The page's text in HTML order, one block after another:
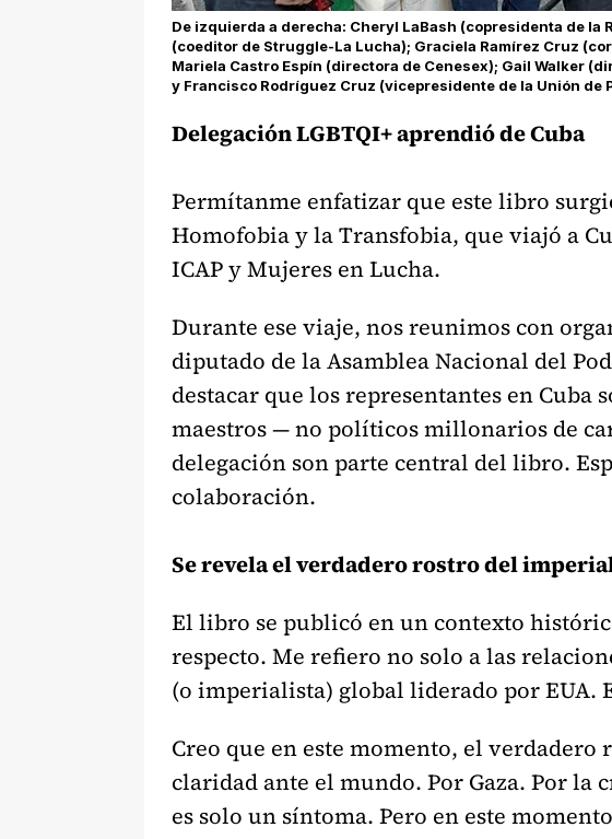
De izquierda a derecha: Cheryl LaBash (copresidenta de la
(coeditor de Struggle-La Lucha); Graciela Ramírez Cruz
Mariela Castro Espín (directora de Cenesex); Gail Walker
y Francisco Rodríguez Cruz (vicepresidente de la Unión de
Delegación LGBTQI+ aprendió de Cuba
Permítanme enfatizar que este libro
Homofobia y la Transfobia, que viajó a
ICAP y Mujeres en Lucha.
Durante ese viaje, nos reunimos con
diputado de la Asamblea Nacional del
destacar que los representantes en
maestros — no políticos millonarios de
delegación son parte central del libro.
colaboración.
Se revela el verdadero rostro del
El libro se publicó en un contexto
respecto. Me refiero no solo a las
(o imperialista) global liderado por EUA.
Creo que en este momento, el
claridad ante el mundo. Por Gaza. Por
es solo un síntoma. Pero en este